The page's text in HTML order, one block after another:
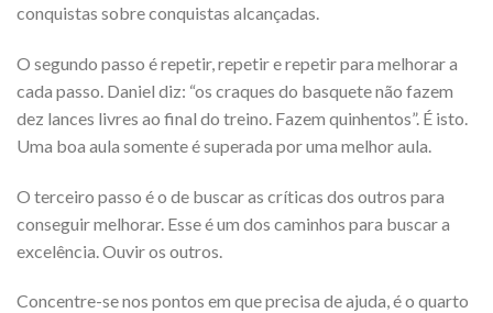
conquistas sobre conquistas alcançadas.
O segundo passo é repetir, repetir e repetir para melhorar a
cada passo. Daniel diz: “os craques do basquete não fazem
dez lances livres ao final do treino. Fazem quinhentos”. É isto.
Uma boa aula somente é superada por uma melhor aula.
O terceiro passo é o de buscar as críticas dos outros para
conseguir melhorar. Esse é um dos caminhos para buscar a
excelência. Ouvir os outros.
Concentre-se nos pontos em que precisa de ajuda, é o quarto